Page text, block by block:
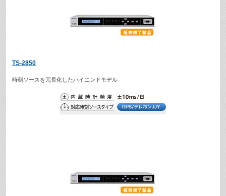
TS-2850
時刻ソースを冗長化したハイエンドモデル